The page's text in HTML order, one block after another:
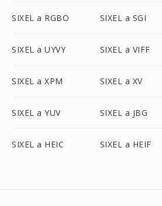
SIXEL a RGBO SIXEL a SGI
SIXEL a UYVY SIXEL a VIFF
SIXEL a XPM SIXEL a XV
SIXEL a YUV SIXEL a JBG
SIXEL a HEIC SIXEL a HEIF